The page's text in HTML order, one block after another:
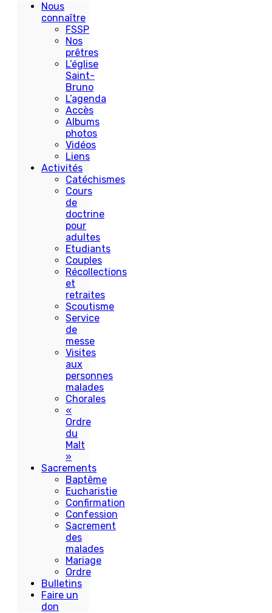
Nous
connaître
FSSP
Nos
prêtres
L’église
Saint-
Bruno
L’agenda
Accès
Albums
photos
Vidéos
Liens
Activités
Catéchismes
Cours
de
doctrine
pour
adultes
Etudiants
Couples
Récollections
et
retraites
Scoutisme
Service
de
messe
Visites
aux
personnes
malades
Chorales
«
Ordre
du
Malt
»
Sacrements
Baptême
Eucharistie
Confirmation
Confession
Sacrement
des
malades
Mariage
Ordre
Bulletins
Faire un
don